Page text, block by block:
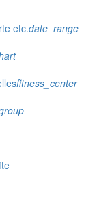
etc.date_range
fitness_center